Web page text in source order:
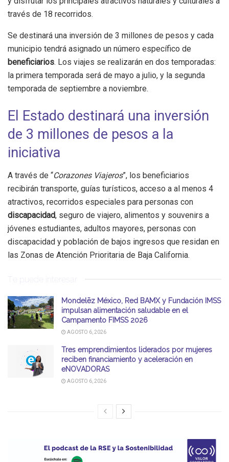
través de 18 recorridos.
Se destinará una inversión de 3 millones de pesos y cada
municipio tendrá asignado un número específico de
beneficiarios. Los viajes se realizarán en dos temporadas:
la primera temporada será de mayo a julio, y la segunda
temporada de septiembre a noviembre.
El Estado destinará una inversión
de 3 millones de pesos a la
iniciativa
A través de “Corazones Viajeros”, los beneficiarios
recibirán transporte, guías turísticos, acceso a al menos 4
atractivos, recorridos especiales para personas con
discapacidad, seguro de viajero, alimentos y souvenirs a
jóvenes estudiantes, adultos mayores, personas con
discapacidad y población de bajos ingresos que residan en
las Zonas de Atención Prioritaria de Baja California.
Te puede interesar
Mondelēz México, Red BAMX y Fundación IMSS
impulsan alimentación saludable en el
Campamento FIMSS 2026
AGOSTO 6, 2026
Tres emprendimientos liderados por mujeres
reciben financiamiento y aceleración en
eNOVADORAS
AGOSTO 6, 2026